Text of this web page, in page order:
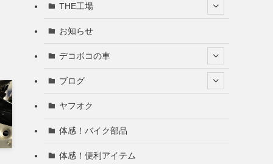
THE工場
お知らせ
デコボコの車
ブログ
ヤフオク
体感！バイク部品
体感！便利アイテム